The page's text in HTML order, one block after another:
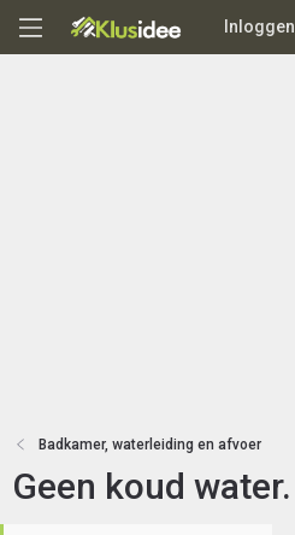
Inloggen
Badkamer, waterleiding en afvoer
Geen koud water.